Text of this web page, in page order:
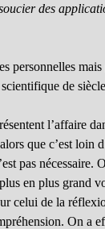
des
personnelles
de
l’affaire
que c’est loin
pas
en plus grand
celui de la
On a